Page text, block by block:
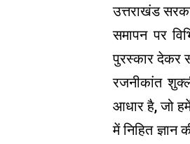
उत्तराखंड
समापन पर
पुरस्कार देकर
रजनीकांत
आधार है, जो
में निहित